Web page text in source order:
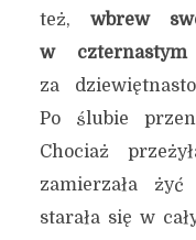
też, wbrew
w
za
Po ślubie
Chociaż
zamierzała
starała się w